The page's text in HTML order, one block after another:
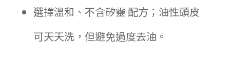
選擇溫和、 不含矽靈 配方；油性頭皮
可天天洗，但避免過度去油。